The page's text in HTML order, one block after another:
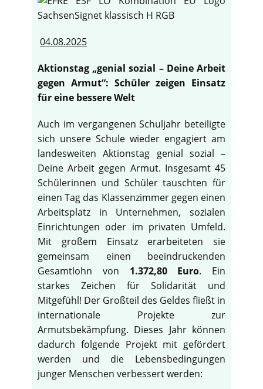
04.08.2025
Aktionstag „genial sozial – Deine Arbeit
gegen Armut“: Schüler zeigen Einsatz
für eine bessere Welt
Auch im vergangenen Schuljahr beteiligte
sich unsere Schule wieder engagiert am
landesweiten Aktionstag genial sozial –
Deine Arbeit gegen Armut. Insgesamt 45
Schülerinnen und Schüler tauschten für
einen Tag das Klassenzimmer gegen einen
Arbeitsplatz in Unternehmen, sozialen
Einrichtungen oder im privaten Umfeld.
Mit großem Einsatz erarbeiteten sie
gemeinsam einen beeindruckenden
Gesamtlohn von 1.372,80 Euro. Ein
starkes Zeichen für Solidarität und
Mitgefühl! Der Großteil des Geldes fließt in
internationale Projekte zur
Armutsbekämpfung. Dieses Jahr können
dadurch folgende Projekt mit gefördert
werden und die Lebensbedingungen
junger Menschen verbessert werden: